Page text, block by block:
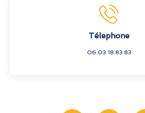
Télephone
06.03.18.83.83